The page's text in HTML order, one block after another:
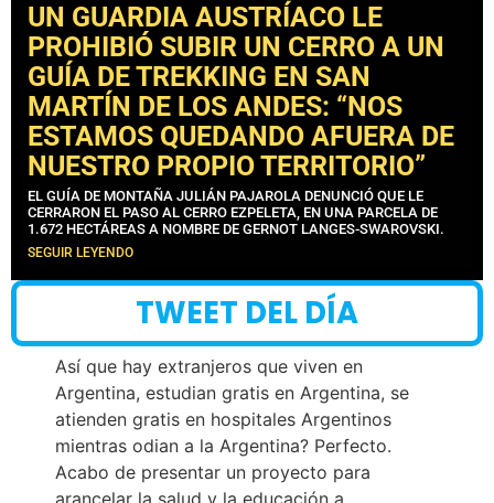
UN GUARDIA AUSTRÍACO LE
PROHIBIÓ SUBIR UN CERRO A UN
GUÍA DE TREKKING EN SAN
MARTÍN DE LOS ANDES: “NOS
ESTAMOS QUEDANDO AFUERA DE
NUESTRO PROPIO TERRITORIO”
EL GUÍA DE MONTAÑA JULIÁN PAJAROLA DENUNCIÓ QUE LE
CERRARON EL PASO AL CERRO EZPELETA, EN UNA PARCELA DE
1.672 HECTÁREAS A NOMBRE DE GERNOT LANGES-SWAROVSKI.
SEGUIR LEYENDO
TWEET DEL DÍA
Así que hay extranjeros que viven en
Argentina, estudian gratis en Argentina, se
atienden gratis en hospitales Argentinos
mientras odian a la Argentina? Perfecto.
Acabo de presentar un proyecto para